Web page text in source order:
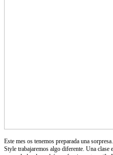
Este mes os tenemos preparada una
Style trabajaremos algo diferente. Una clase